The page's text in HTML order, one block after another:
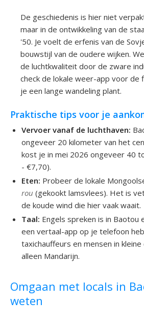
De geschiedenis is hier niet
maar in de ontwikkeling van de
'50. Je voelt de erfenis van de
bouwstijl van de oudere wijken.
de luchtkwaliteit door de zware
check de lokale weer-app voor
je een lange wandeling plant.
Praktische tips voor je
Vervoer vanaf de luchthaven:
ongeveer 20 kilometer van het
kost je in mei 2026 ongeveer 40
- €7,70).
Eten: Probeer de lokale
rou (gekookt lamsvlees). Het is
de koude wind die hier vaak waait.
Taal: Engels spreken is in
een vertaal-app op je telefoon
taxichauffeurs en mensen in
alleen Mandarijn.
Omgaan met locals in
weten